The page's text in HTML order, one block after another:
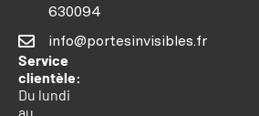
630094
info@portesinvisibles.fr
Service
clientèle:
Du lundi
au